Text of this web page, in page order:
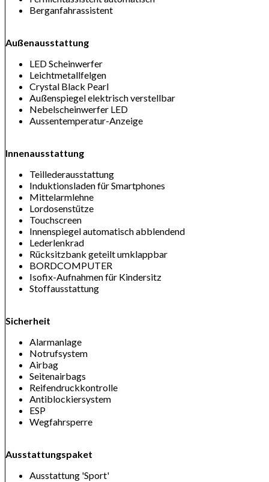
Berganfahrassistent
Außenausstattung
LED Scheinwerfer
Leichtmetallfelgen
Crystal Black Pearl
Außenspiegel elektrisch verstellbar
Nebelscheinwerfer LED
Aussentemperatur-Anzeige
Innenausstattung
Teillederausstattung
Induktionsladen für Smartphones
Mittelarmlehne
Lordosenstütze
Touchscreen
Innenspiegel automatisch abblendend
Lederlenkrad
Rücksitzbank geteilt umklappbar
BORDCOMPUTER
Isofix-Aufnahmen für Kindersitz
Stoffausstattung
Sicherheit
Alarmanlage
Notrufsystem
Airbag
Seitenairbags
Reifendruckkontrolle
Antiblockiersystem
ESP
Wegfahrsperre
Ausstattungspaket
Ausstattung 'Sport'